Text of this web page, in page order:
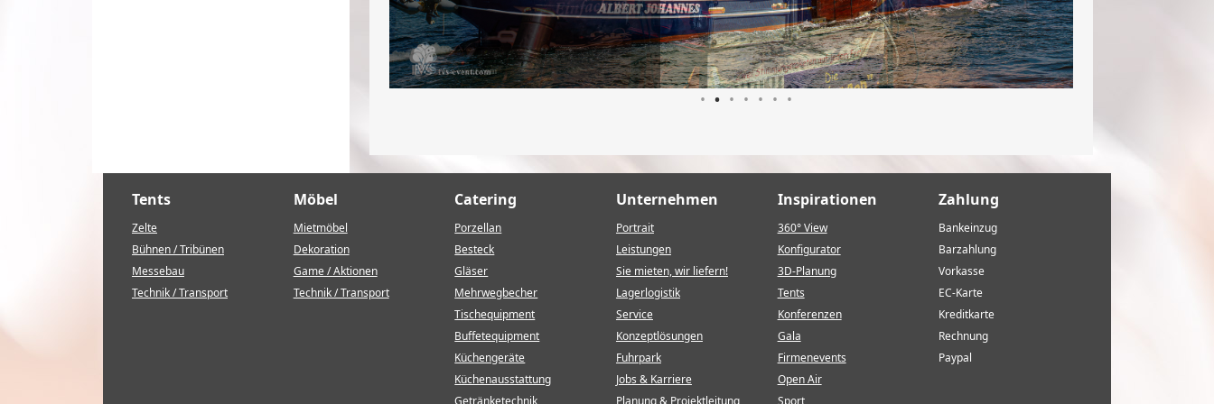
• • • • • • •
Tents
Zelte
Bühnen / Tribünen
Messebau
Technik / Transport
Möbel
Mietmöbel
Dekoration
Game / Aktionen
Technik / Transport
Catering
Porzellan
Besteck
Gläser
Mehrwegbecher
Tischequipment
Buffetequipment
Küchengeräte
Küchenausstattung
Getränketechnik
Unternehmen
Portrait
Leistungen
Sie mieten, wir liefern!
Lagerlogistik
Service
Konzeptlösungen
Fuhrpark
Jobs & Karriere
Planung & Projektleitung
Inspirationen
360° View
Konfigurator
3D-Planung
Tents
Konferenzen
Gala
Firmenevents
Open Air
Sport
Zahlung
Bankeinzug
Barzahlung
Vorkasse
EC-Karte
Kreditkarte
Rechnung
Paypal